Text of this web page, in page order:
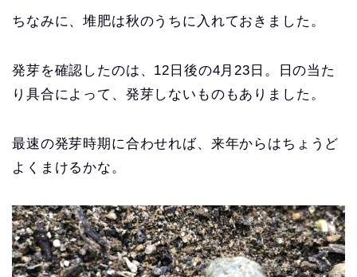
ちなみに、堆肥は秋のうちに入れておきました。
発芽を確認したのは、12日後の4月23日。日の当た
り具合によって、発芽しないものもありました。
最速の発芽時期に合わせれば、来年からはちょうど
よくまけるかな。